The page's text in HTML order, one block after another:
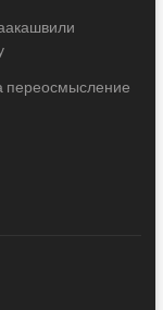
переосмысление